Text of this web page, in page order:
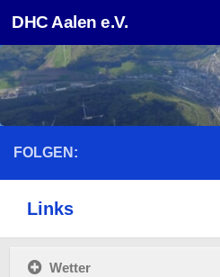
Unter dem Inhalt
DHC Aalen e.V.
FOLGEN:
Links
Wetter